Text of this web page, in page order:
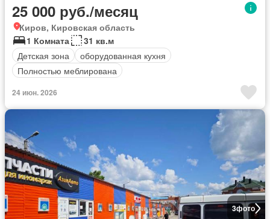
25 000 руб./месяц
Киров, Кировская область
1 Комната
31 кв.м
Детская зона
оборудованная кухня
Полностью меблирована
24 июн. 2026
3фото